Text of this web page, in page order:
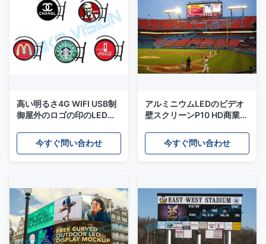
高い明るさ4G WIFI USB制
御屋外のロゴの印のLED表
今すぐ問い合わせ
アルミニウムLEDのビデオ
壁スクリーンP10 HD商業
ル
今すぐ問い合わせ